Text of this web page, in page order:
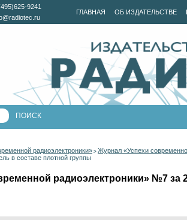
ГЛАВНАЯ ОБ ИЗДАТЕЛЬСТВЕ
9241
радиоэлектроники» > Журнал «Успехи
в составе плотной группы
радиоэлектроники» №7 за